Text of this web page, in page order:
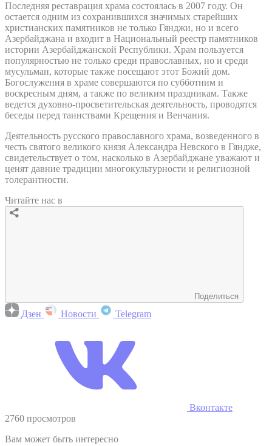
Последняя реставрация храма состоялась в 2007 году. Он
остается одним из сохранившихся значимых старейших
христианских памятников не только Гянджи, но и всего
Азербайджана и входит в Национальный реестр памятников
истории Азербайджанской Республики. Храм пользуется
популярностью не только среди православных, но и среди
мусульман, которые также посещают этот Божий дом.
Богослужения в храме совершаются по субботним и
воскресным дням, а также по великим праздникам. Также
ведется духовно-просветительская деятельность, проводятся
беседы перед таинствами Крещения и Венчания.
Деятельность русского православного храма, возведенного в
честь святого великого князя Александра Невского в Гяндже,
свидетельствует о том, насколько в Азербайджане уважают и
ценят давние традиции многокультурности и религиозной
толерантности.
Читайте нас в
Поделиться
Дзен Новости Telegram
Вконтакте
2760 просмотров
Вам может быть интересно